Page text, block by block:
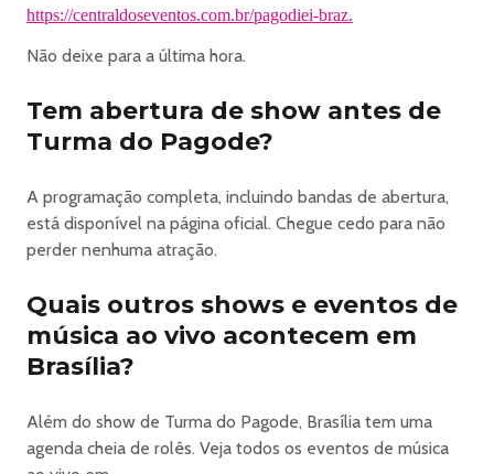
https://centraldoseventos.com.br/pagodiei-braz.
Não deixe para a última hora.
Tem abertura de show antes de
Turma do Pagode?
A programação completa, incluindo bandas de abertura,
está disponível na página oficial. Chegue cedo para não
perder nenhuma atração.
Quais outros shows e eventos de
música ao vivo acontecem em
Brasília?
Além do show de Turma do Pagode, Brasília tem uma
agenda cheia de rolês. Veja todos os eventos de música